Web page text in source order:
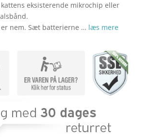
eksisterende mikrochip eller
nem. Sæt batterierne … læs mere